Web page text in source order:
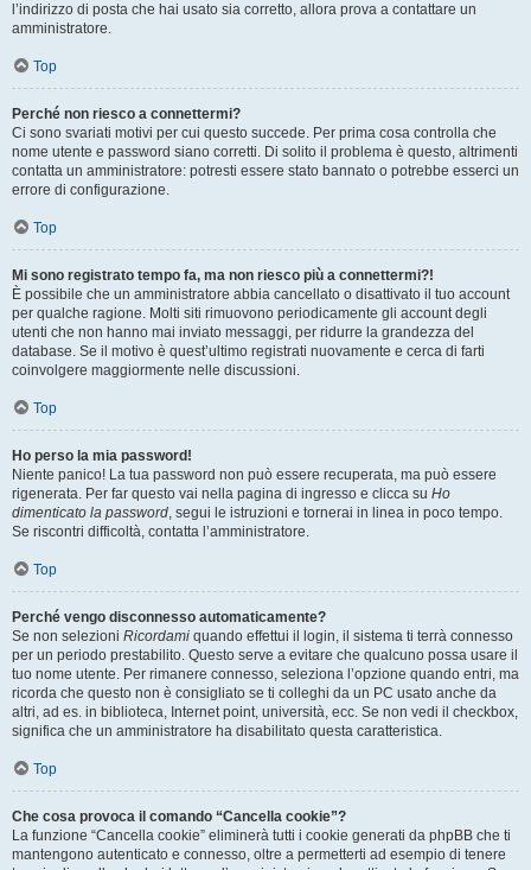
l’indirizzo di posta che hai usato sia corretto, allora prova a contattare un
amministratore.
Top
Perché non riesco a connettermi?
Ci sono svariati motivi per cui questo succede. Per prima cosa controlla che
nome utente e password siano corretti. Di solito il problema è questo, altrimenti
contatta un amministratore: potresti essere stato bannato o potrebbe esserci un
errore di configurazione.
Top
Mi sono registrato tempo fa, ma non riesco più a connettermi?!
È possibile che un amministratore abbia cancellato o disattivato il tuo account
per qualche ragione. Molti siti rimuovono periodicamente gli account degli
utenti che non hanno mai inviato messaggi, per ridurre la grandezza del
database. Se il motivo è quest’ultimo registrati nuovamente e cerca di farti
coinvolgere maggiormente nelle discussioni.
Top
Ho perso la mia password!
Niente panico! La tua password non può essere recuperata, ma può essere
rigenerata. Per far questo vai nella pagina di ingresso e clicca su Ho
dimenticato la password, segui le istruzioni e tornerai in linea in poco tempo.
Se riscontri difficoltà, contatta l’amministratore.
Top
Perché vengo disconnesso automaticamente?
Se non selezioni Ricordami quando effettui il login, il sistema ti terrà connesso
per un periodo prestabilito. Questo serve a evitare che qualcuno possa usare il
tuo nome utente. Per rimanere connesso, seleziona l’opzione quando entri, ma
ricorda che questo non è consigliato se ti colleghi da un PC usato anche da
altri, ad es. in biblioteca, Internet point, università, ecc. Se non vedi il checkbox,
significa che un amministratore ha disabilitato questa caratteristica.
Top
Che cosa provoca il comando “Cancella cookie”?
La funzione “Cancella cookie” eliminerà tutti i cookie generati da phpBB che ti
mantengono autenticato e connesso, oltre a permetterti ad esempio di tenere